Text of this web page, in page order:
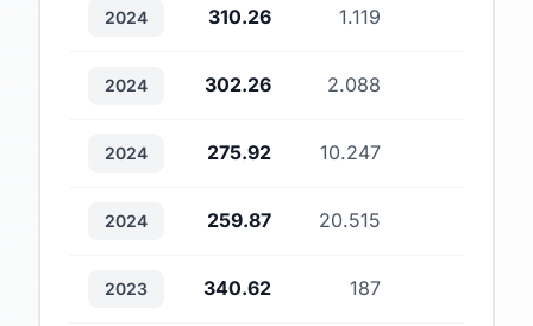
2024 310.26 1.119
2024 302.26 2.088
2024 275.92 10.247
2024 259.87 20.515
2023 340.62 187